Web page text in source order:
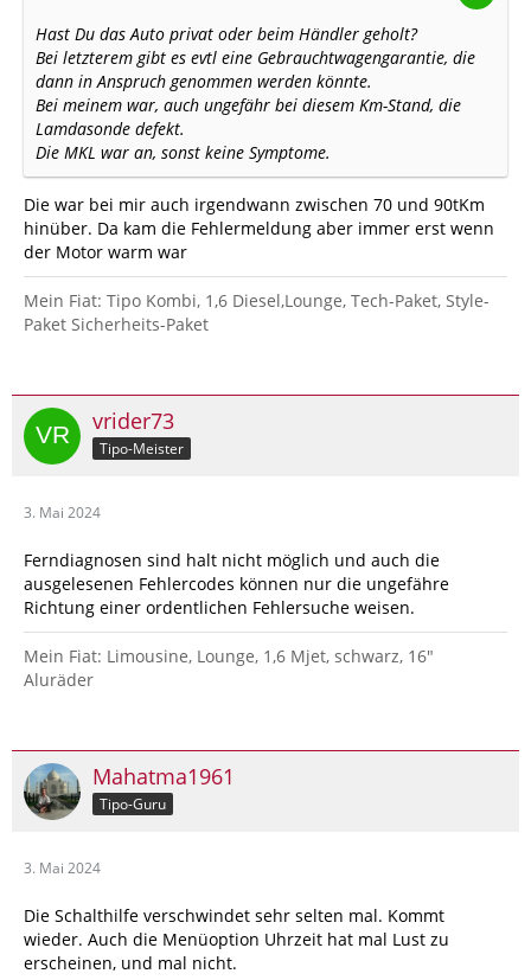
Hast Du das Auto privat oder beim Händler geholt?
Bei letzterem gibt es evtl eine Gebrauchtwagengarantie, die
dann in Anspruch genommen werden könnte.
Bei meinem war, auch ungefähr bei diesem Km-Stand, die
Lamdasonde defekt.
Die MKL war an, sonst keine Symptome.
Die war bei mir auch irgendwann zwischen 70 und 90tKm
hinüber. Da kam die Fehlermeldung aber immer erst wenn
der Motor warm war
Mein Fiat: Tipo Kombi, 1,6 Diesel,Lounge, Tech-Paket, Style-
Paket Sicherheits-Paket
vrider73
Tipo-Meister
3. Mai 2024
Ferndiagnosen sind halt nicht möglich und auch die
ausgelesenen Fehlercodes können nur die ungefähre
Richtung einer ordentlichen Fehlersuche weisen.
Mein Fiat: Limousine, Lounge, 1,6 Mjet, schwarz, 16"
Aluräder
Mahatma1961
Tipo-Guru
3. Mai 2024
Die Schalthilfe verschwindet sehr selten mal. Kommt
wieder. Auch die Menüoption Uhrzeit hat mal Lust zu
erscheinen, und mal nicht.